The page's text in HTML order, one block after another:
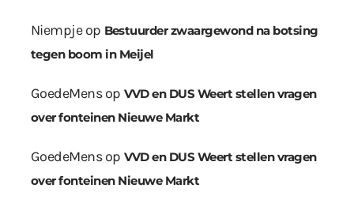
Niempjeop Bestuurder zwaargewond na botsing
tegen boom in Meijel
GoedeMensop VVD en DUS Weert stellen vragen
over fonteinen Nieuwe Markt
GoedeMensop VVD en DUS Weert stellen vragen
over fonteinen Nieuwe Markt